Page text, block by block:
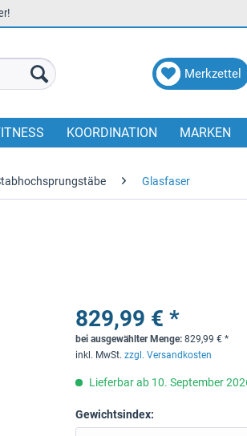
Merkzettel
KOORDINATION MARKEN
Glasfaser
829,99 € *
bei ausgewählter Menge:829,99 € *
inkl. MwSt.zzgl. Versandkosten
Lieferbar ab 10. September
Gewichtsindex: